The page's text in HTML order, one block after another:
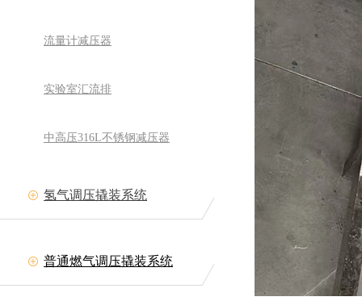
流量计减压器
实验室汇流排
中高压316L不锈钢减压器
氢气调压撬装系统
普通燃气调压撬装系统
限公司
网址:www.jszllt.com